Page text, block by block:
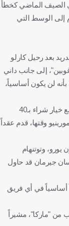
الصيف الماضي كخطأ
إلى الوسط التي
مدريد بعد رحيل كارلو
إلى جانب داني
لن يكون أساسياً،
وصلت العروض الجذابة: بنفيكا البرتغالي عرض إعارة مع خيار شراء بـ40
وقتها، قدم عقداً
الدوري السعودي عرض 50 مليون يورو، وتوتنهام
سان جيرمان قد حاول
أساسياً في أي فريق
من "ماركا"، مشيراً